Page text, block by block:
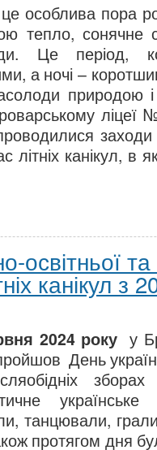
особлива пора
тепло, сонячне
Це період,
а ночі –
природою
ліцеї
заходи
літніх канікул, в
освітньої
канікул з
2024 року у
День
танцювали,
протягом дня